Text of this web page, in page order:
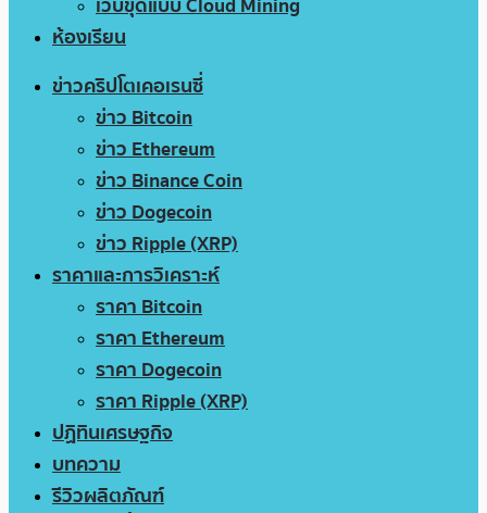
ห้องเรียน
ข่าวคริปโตเคอเรนซี่
ข่าว Bitcoin
ข่าว Ethereum
ข่าว Binance Coin
ข่าว Dogecoin
ข่าว Ripple (XRP)
ราคาและการวิเคราะห์
ราคา Bitcoin
ราคา Ethereum
ราคา Dogecoin
ราคา Ripple (XRP)
ปฏิทินเศรษฐกิจ
บทความ
รีวิวผลิตภัณฑ์